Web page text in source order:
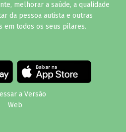
melhorar a saúde, a qualidade
da pessoa autista e outras
em todos os seus pilares.